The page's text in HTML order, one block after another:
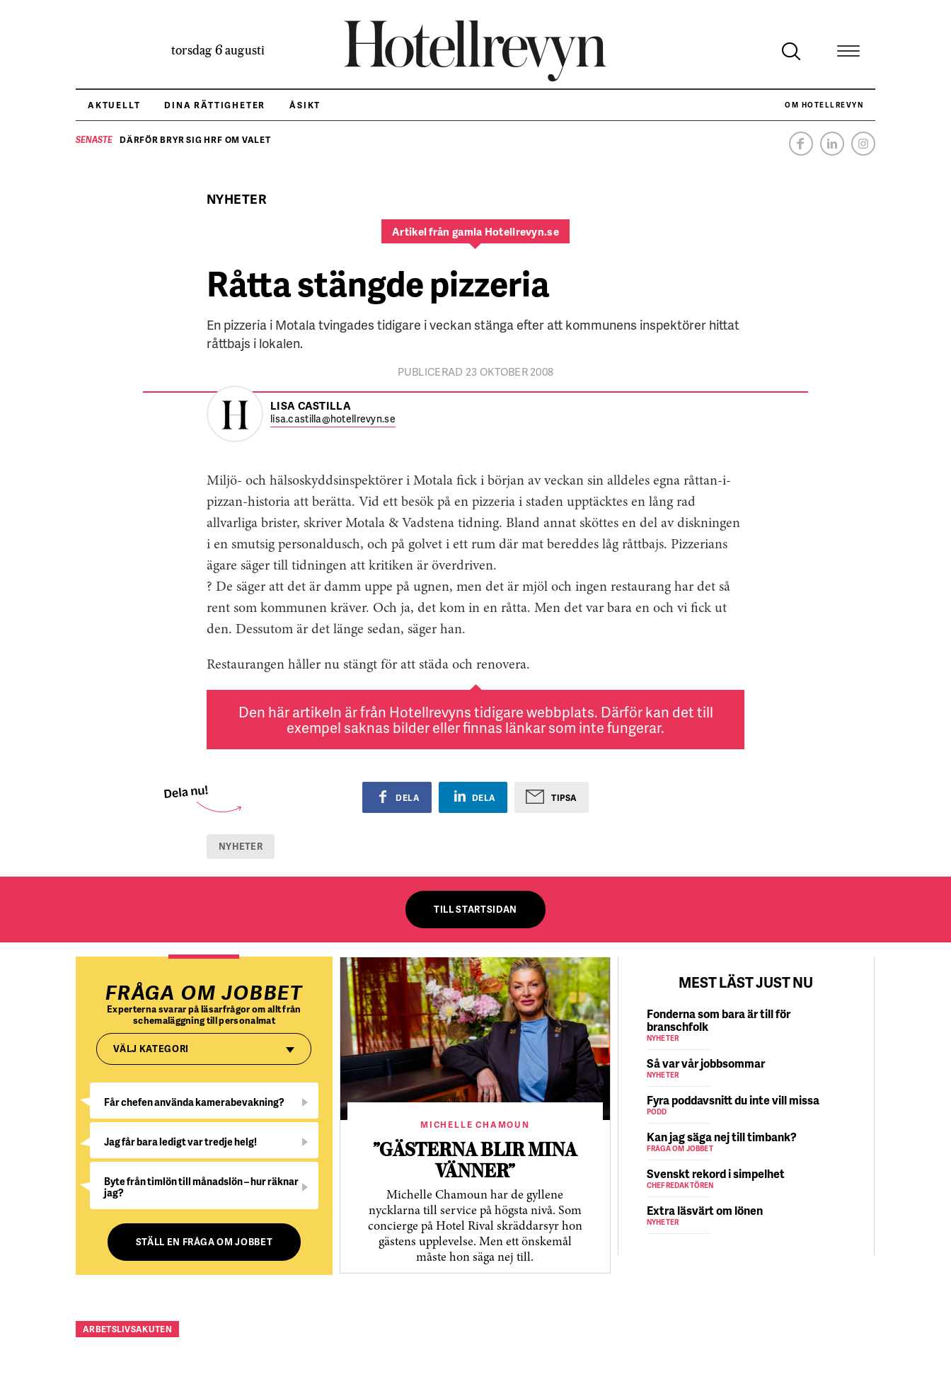
torsdag 6 augusti
AKTUELLT DINA RÄTTIGHETER ÅSIKT OM HOTELLREVYN
SENASTE DÄRFÖR BRYR SIG HRF OM VALET NÄR HOTELLREVYN SLOG SVENSKT REKORD I SIMPELHET
NYHETER
Artikel från gamla Hotellrevyn.se
Råtta stängde pizzeria
En pizzeria i Motala tvingades tidigare i veckan stänga efter att kommunens inspektörer hittat
råttbajs i lokalen.
PUBLICERAD 23 OKTOBER 2008
LISA CASTILLA
lisa.castilla@hotellrevyn.se
Miljö- och hälsoskyddsinspektörer i Motala fick i början av veckan sin alldeles egna råttan-i-
pizzan-historia att berätta. Vid ett besök på en pizzeria i staden upptäcktes en lång rad
allvarliga brister, skriver Motala & Vadstena tidning. Bland annat sköttes en del av diskningen
i en smutsig personaldusch, och på golvet i ett rum där mat bereddes låg råttbajs. Pizzerians
ägare säger till tidningen att kritiken är överdriven.
? De säger att det är damm uppe på ugnen, men det är mjöl och ingen restaurang har det så
rent som kommunen kräver. Och ja, det kom in en råtta. Men det var bara en och vi fick ut
den. Dessutom är det länge sedan, säger han.
Restaurangen håller nu stängt för att städa och renovera.
Den här artikeln är från Hotellrevyns tidigare webbplats. Därför kan det till
exempel saknas bilder eller finnas länkar som inte fungerar.
DELA DELA TIPSA
NYHETER
TILL STARTSIDAN
FRÅGA OM JOBBET
Experterna svarar på läsarfrågor om allt från
schemaläggning till personalmat
VÄLJ KATEGORI
Får chefen använda kamerabevakning?
Jag får bara ledigt var tredje helg!
Byte från timlön till månadslön – hur räknar
jag?
STÄLL EN FRÅGA OM JOBBET
MICHELLE CHAMOUN
”GÄSTERNA BLIR MINA
VÄNNER”
Michelle Chamoun har de gyllene
nycklarna till service på högsta nivå. Som
concierge på Hotel Rival skräddarsyr hon
gästens upp­levelse. Men ett önskemål
måste hon säga nej till.
MEST LÄST JUST NU
Fonderna som bara är till för
branschfolk
NYHETER
Så var vår jobbsommar
NYHETER
Fyra poddavsnitt du inte vill missa
PODD
Kan jag säga nej till timbank?
FRÅGA OM JOBBET
Svenskt rekord i simpelhet
CHEFREDAKTÖREN
Extra läsvärt om lönen
NYHETER
ARBETSLIVSAKUTEN